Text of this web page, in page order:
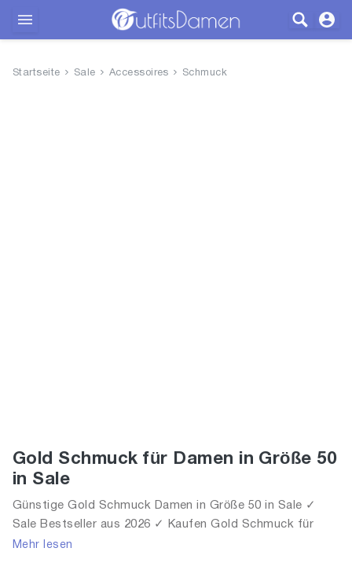
Startseite Sale Accessoires Schmuck
Gold Schmuck für Damen in Größe 50
in Sale
Günstige Gold Schmuck Damen in Größe 50 in Sale ✓
Sale Bestseller aus 2026 ✓ Kaufen Gold Schmuck für
Frauen in Größe 50 in Sale!
Mehr lesen